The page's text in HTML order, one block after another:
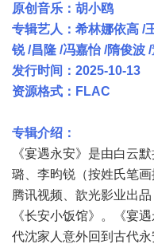
原创音乐：胡小鸥
专辑艺人：希林娜依高 /
锐 /昌隆 /冯嘉怡 /隋俊波
发行时间：2025-10-13
资源格式：FLAC
专辑介绍：
《宴遇永安》是由白云
璐、李昀锐（按姓氏笔
腾讯视频、歆光影业出
《长安小饭馆》。《宴
代沈家人意外回到古代